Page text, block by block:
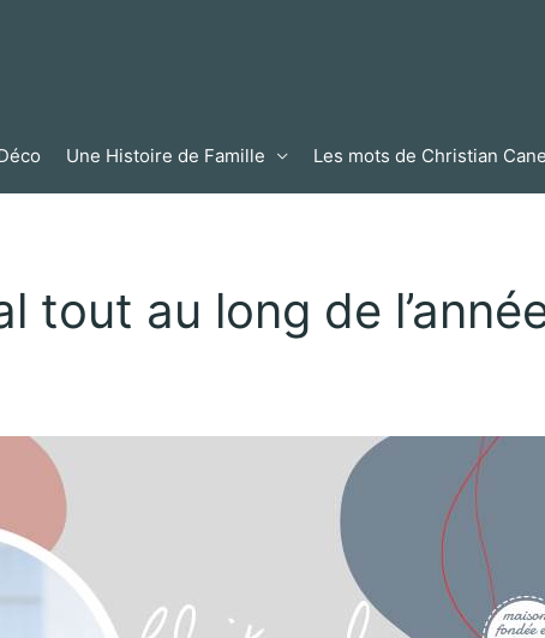
Une Histoire de Famille Les mots de Christian Cane
tout au long de